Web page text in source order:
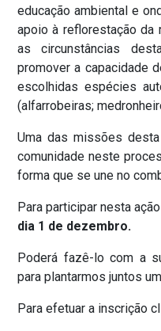
educação ambiental e
apoio à reflorestação da
as circunstâncias
promover a capacidade
escolhidas espécies
(alfarrobeiras;
Uma das missões
comunidade neste
forma que se une no
Para participar nesta
dia 1 de dezembro.
Poderá fazê-lo com a
para plantarmos juntos
Para efetuar a inscrição